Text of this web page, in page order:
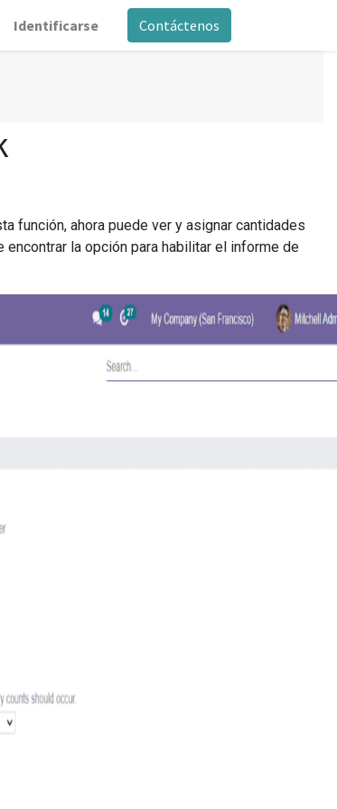
Identificarse Contáctenos
función, ahora puede ver y asignar cantidades
la opción para habilitar el informe de